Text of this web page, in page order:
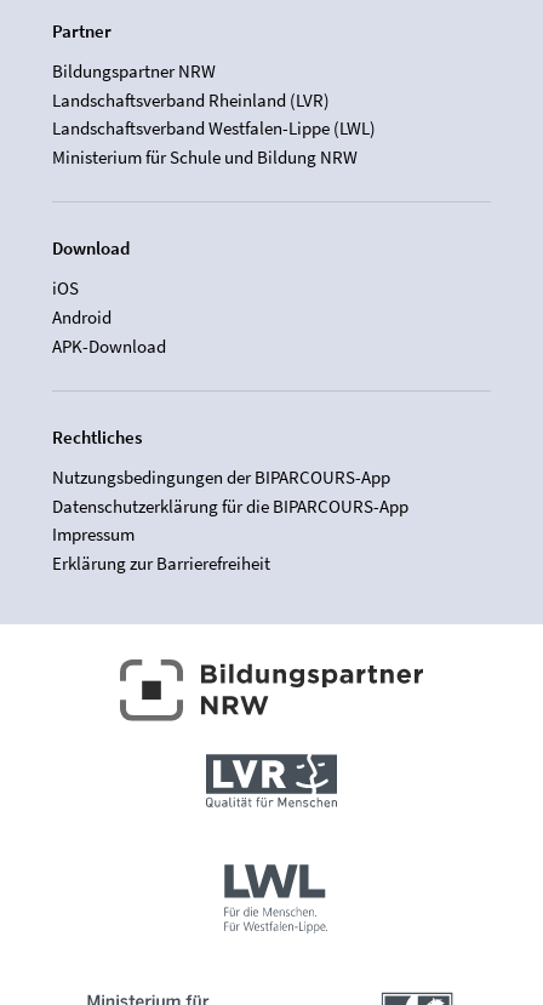
Partner
Bildungspartner NRW
Landschaftsverband Rheinland (LVR)
Landschaftsverband Westfalen-Lippe (LWL)
Ministerium für Schule und Bildung NRW
Download
iOS
Android
APK-Download
Rechtliches
Nutzungsbedingungen der BIPARCOURS-App
Datenschutzerklärung für die BIPARCOURS-App
Impressum
Erklärung zur Barrierefreiheit